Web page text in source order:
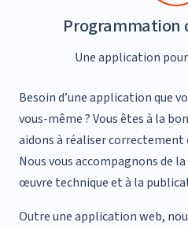
Programmation
Une application
Besoin d’une application que
vous-même ? Vous êtes à la
aidons à réaliser
Nous vous accompagnons de
œuvre technique et à la
Outre une application web,